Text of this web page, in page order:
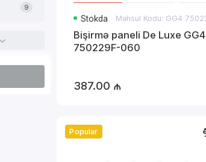
9
Stokda
Bişirmə paneli De Luxe GG4
750229F-060
387.00 ₼
Popular